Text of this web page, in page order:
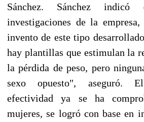
Sánchez. Sánchez
investigaciones de la
invento de este tipo
hay plantillas que estimulan la
la pérdida de peso, pero
sexo opuesto", aseguró.
efectividad ya se ha
mujeres, se logró con base en